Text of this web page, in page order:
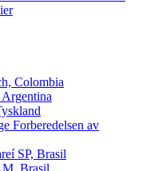
Colombia
Forberedelsen av
SP, Brasil
Brasil